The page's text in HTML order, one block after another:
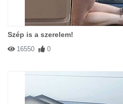
Szép is a szerelem!
16550 0